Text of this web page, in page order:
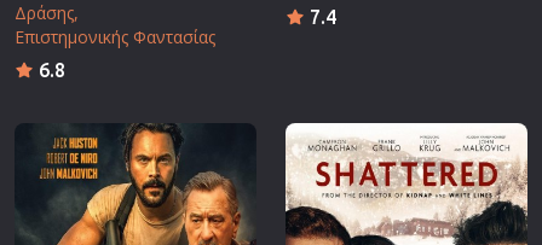
Δράσης
Επιστημονικής Φαντασίας
6.8
7.4